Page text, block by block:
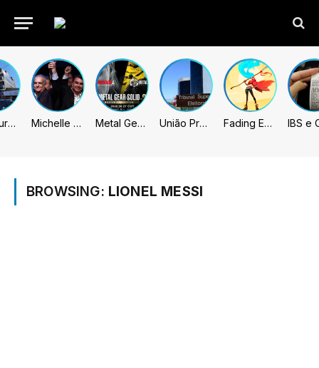
Prefeitura de Sumaré inaugura nova subsede da GCM na Área Cura Michelle celebra vice de Flávio: “Que chapa possa ser vitoriosa” Metal Gear Solid: Master Collection 2 terá legendas e menus em portugues União Progressista e PL terão mais tempo de propaganda eleitoral Fading Echo – Review
BROWSING: LIONEL MESSI